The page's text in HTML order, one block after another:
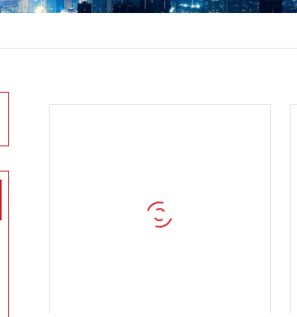
Grifo de hilo